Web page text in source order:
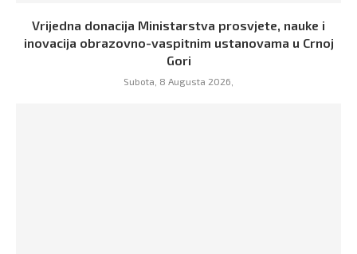
Vrijedna donacija Ministarstva prosvjete, nauke i
inovacija obrazovno-vaspitnim ustanovama u Crnoj
Gori
Subota, 8 Augusta 2026,